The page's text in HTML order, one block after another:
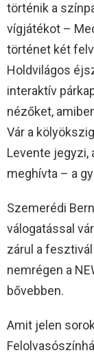
történik a
vígjátékot –
történet két
Holdvilágos
interaktív
nézőket,
Vár a
Levente jegyzi,
meghívta – a
Szemerédi
válogatással
zárul a
nemrégen a
bővebben.
Amit jelen